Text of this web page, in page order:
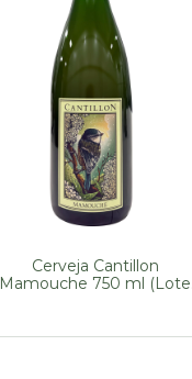
Cerveja Cantillon
Mamouche 750 ml (Lote